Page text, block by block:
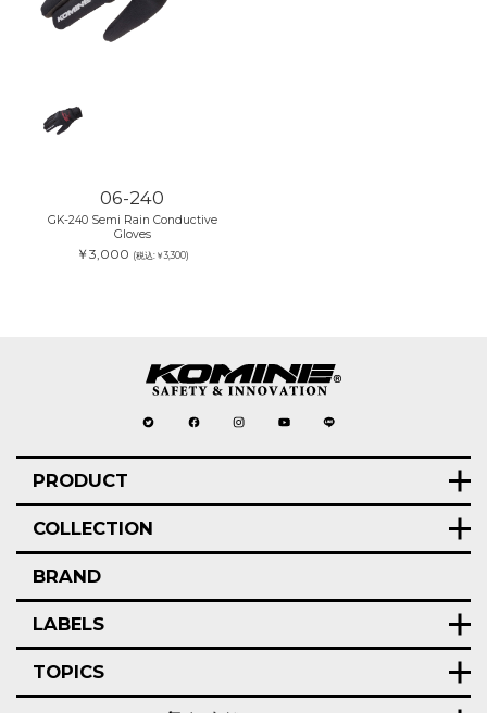
06-240
GK-240 Semi Rain Conductive
Gloves
￥3,000 (税込:￥3,300)
PRODUCT
COLLECTION
BRAND
LABELS
TOPICS